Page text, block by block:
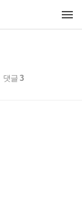

댓글 3